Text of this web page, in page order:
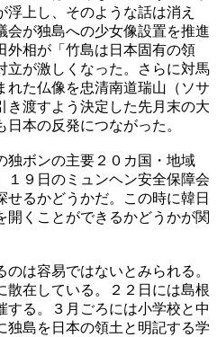
上し、そのような話は消え
会が独島への少女像設置を推進
外相が「竹島は日本固有の領
立が激しくなった。さらに対馬
れた仏像を忠清南道瑞山（ソサ
き渡すよう決定した先月末の大
本の反発につながった。
独ボンの主要２０カ国・地域
１９日のミュンヘン安全保障会
るかどうかだ。この時に韓日
開くことができるかどうかが関
は容易ではないとみられる。
散在している。２２日には島根
する。３月ごろには小学校と中
独島を日本の領土と明記する学